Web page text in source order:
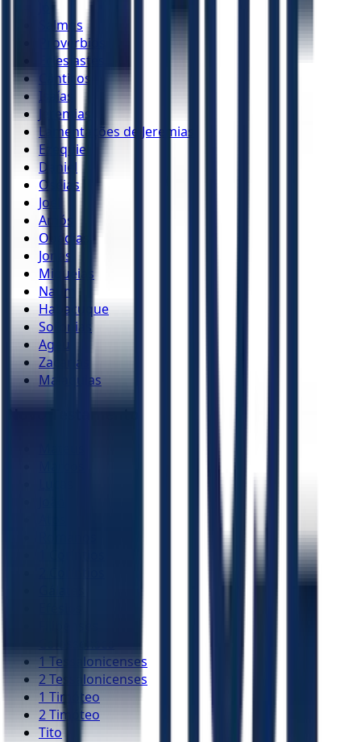
Salmos
Provérbios
Eclesiastes
Cânticos
Isaías
Jeremias
Lamentações de Jeremias
Ezequiel
Daniel
Oséias
Joel
Amós
Obadias
Jonas
Miquéias
Naum
Habacuque
Sofonias
Ageu
Zacarias
Malaquias
1 Tessalonicenses
2 Tessalonicenses
1 Timóteo
2 Timóteo
Tito